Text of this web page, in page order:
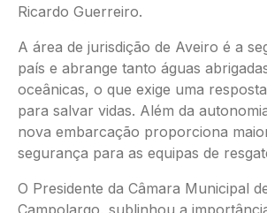
Ricardo Guerreiro.
A área de jurisdição de Aveiro é a
país e abrange tanto águas
oceânicas, o que exige uma
para salvar vidas. Além da
nova embarcação proporciona
segurança para as equipas de
O Presidente da Câmara Municipal
Campolargo, sublinhou a